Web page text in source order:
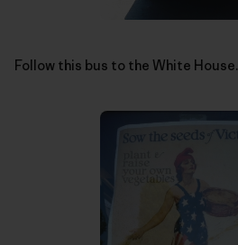
Follow this bus to the White House.